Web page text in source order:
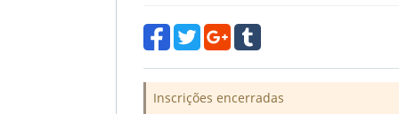
Inscrições encerradas